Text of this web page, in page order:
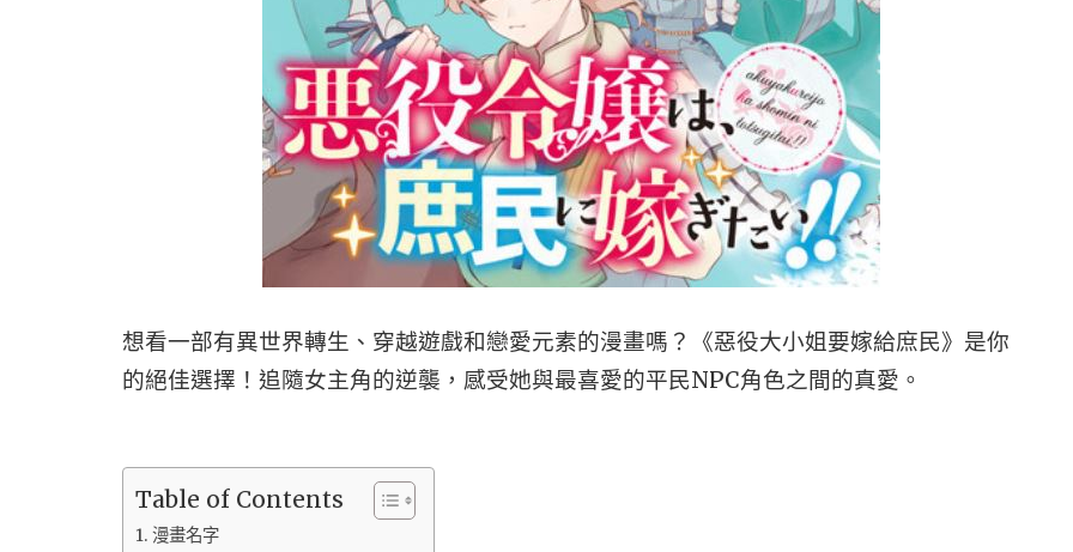
想看一部有異世界轉生、穿越遊戲和戀愛元素的漫畫嗎？《惡役大小姐要嫁給庶民》是你
的絕佳選擇！追隨女主角的逆襲，感受她與最喜愛的平民NPC角色之間的真愛。
Table of Contents
漫畫名字